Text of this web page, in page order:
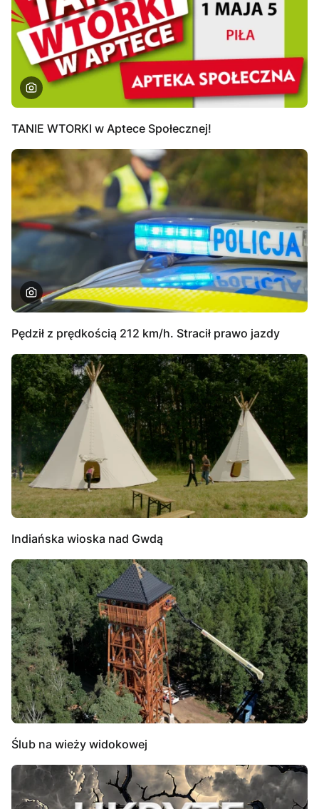
TANIE WTORKI w Aptece Społecznej!
Pędził z prędkością 212 km/h. Stracił prawo jazdy
Indiańska wioska nad Gwdą
Ślub na wieży widokowej